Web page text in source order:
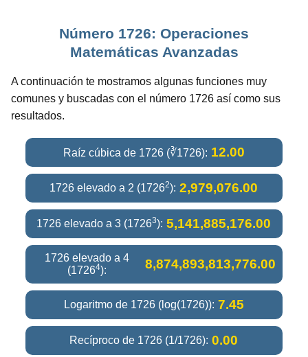
Número 1726: Operaciones
Matemáticas Avanzadas
A continuación te mostramos algunas funciones muy
comunes y buscadas con el número 1726 así como sus
resultados.
Raíz cúbica de 1726 (∛1726): 12.00
1726 elevado a 2 (17262): 2,979,076.00
1726 elevado a 3 (17263): 5,141,885,176.00
1726 elevado a 4
(17264): 8,874,893,813,776.00
Logaritmo de 1726 (log(1726)): 7.45
Recíproco de 1726 (1/1726): 0.00